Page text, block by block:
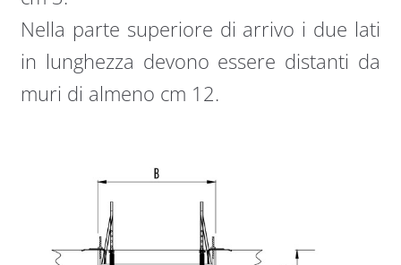
Nella parte superiore di arrivo i due lati
in lunghezza devono essere distanti da
muri di almeno cm 12.